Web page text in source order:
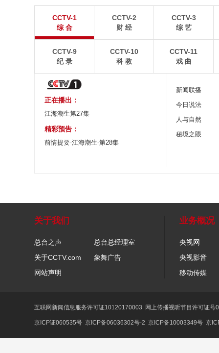
炎炎夏日，暑期旅游热度持续攀升。人们亲近山水，
拥抱自然，在旅途中放松身心、增长见识。
8月6日，重庆梁平星
CCTV-1
综 合
CCTV-2
财 经
CCTV-3
综 艺
CCTV-9
纪 录
CCTV-10
科 教
CCTV-11
戏 曲
正在播出：
江海潮生第27集
精彩预告：
前情提要-江海潮生-第28集
新闻联播
今日说法
人与自然
秘境之眼
关于我们
总台之声
总台总经理室
关于CCTV.com
象舞广告
网站声明
业务概况
央视网
央视影音
移动传媒
互联网新闻信息服务许可证10120170003 网上传播视听节目许可证
京ICP证060535号 京ICP备06036302号-2 京ICP备10003349号 京